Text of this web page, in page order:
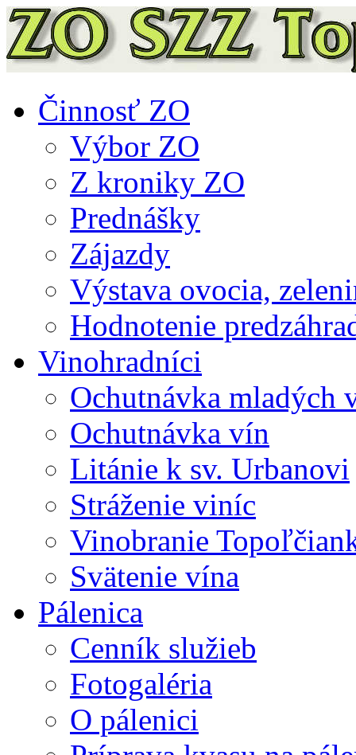
Činnosť ZO
Výbor ZO
Z kroniky ZO
Prednášky
Zájazdy
Výstava ovocia,
Hodnotenie
Vinohradníci
Ochutnávka mladých
Ochutnávka vín
Litánie k sv. Urbanovi
Stráženie viníc
Vinobranie
Svätenie vína
Pálenica
Cenník služieb
Fotogaléria
O pálenici